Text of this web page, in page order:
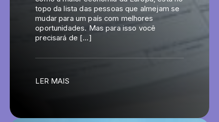
topo da lista das pessoas que almejam se
mudar para um país com melhores
oportunidades. Mas para isso você
precisará de […]
LER MAIS